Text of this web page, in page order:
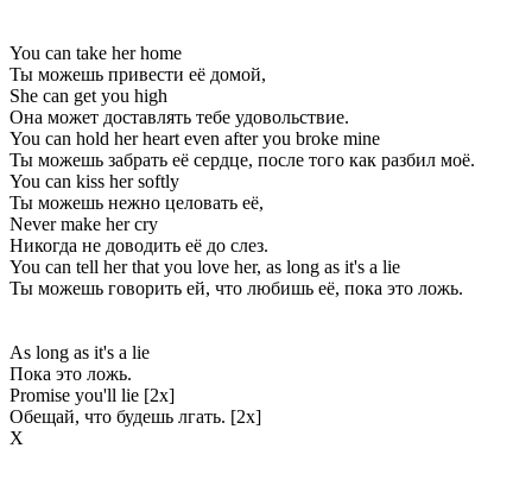
You can take her home
Ты можешь привести её домой,
She can get you high
Она может доставлять тебе удовольствие.
You can hold her heart even after you broke mine
Ты можешь забрать её сердце, после того как разбил моё.
You can kiss her softly
Ты можешь нежно целовать её,
Never make her cry
Никогда не доводить её до слез.
You can tell her that you love her, as long as it's a lie
Ты можешь говорить ей, что любишь её, пока это ложь.
As long as it's a lie
Пока это ложь.
Promise you'll lie [2x]
Обещай, что будешь лгать. [2x]
Х